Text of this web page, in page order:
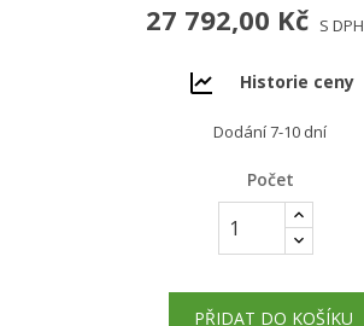
27 792,00 Kč S DPH
Historie ceny
Dodání 7-10 dní
Počet
PŘIDAT DO KOŠÍKU